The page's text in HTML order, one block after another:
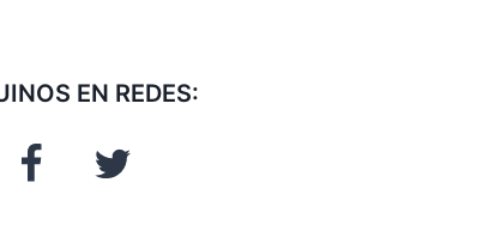
EN REDES: